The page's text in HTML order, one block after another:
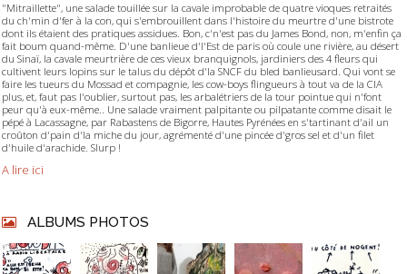
"Mitraillette", une salade touillée sur la cavale improbable de quatre vioques retraités
du ch'min d'fer à la con, qui s'embrouillent dans l'histoire du meurtre d'une bistrote
dont ils étaient des pratiques assidues. Bon, c'n'est pas du James Bond, non, m'enfin ça
fait boum quand-même. D'une banlieue d'l'Est de paris où coule une rivière, au désert
du Sinaï, la cavale meurtrière de ces vieux branquignols, jardiniers des 4 fleurs qui
cultivent leurs lopins sur le talus du dépôt d'la SNCF du bled banlieusard. Qui vont se
faire les tueurs du Mossad et compagnie, les cow-boys flingueurs à tout va de la CIA
plus, et, faut pas l'oublier, surtout pas, les arbalétriers de la tour pointue qui n'font
peur qu'à eux-même.. Une salade vraiment palpitante ou pilpatante comme disait le
pépé à Lacassagne, par Rabastens de Bigorre, Hautes Pyrénées en s'tartinant d'ail un
croûton d'pain d'la miche du jour, agrémenté d'une pincée d'gros sel et d'un filet
d'huile d'arachide. Slurp !
A lire ici
ALBUMS PHOTOS